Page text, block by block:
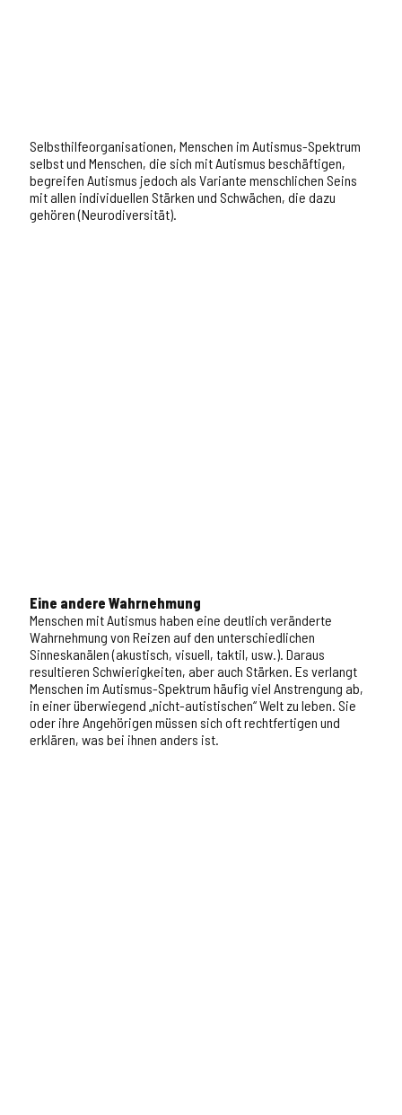
Selbsthilfeorganisationen, Menschen im Autismus-Spektrum
selbst und Menschen, die sich mit Autismus beschäftigen,
begreifen Autismus jedoch als Variante menschlichen Seins
mit allen individuellen Stärken und Schwächen, die dazu
gehören (Neurodiversität).
Eine andere Wahrnehmung
Menschen mit Autismus haben eine deutlich veränderte
Wahrnehmung von Reizen auf den unterschiedlichen
Sinneskanälen (akustisch, visuell, taktil, usw.). Daraus
resultieren Schwierigkeiten, aber auch Stärken. Es verlangt
Menschen im Autismus-Spektrum häufig viel Anstrengung ab,
in einer überwiegend „nicht-autistischen“ Welt zu leben. Sie
oder ihre Angehörigen müssen sich oft rechtfertigen und
erklären, was bei ihnen anders ist.